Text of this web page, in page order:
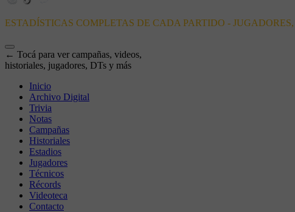
ESTADÍSTICAS COMPLETAS DE CADA PARTIDO -
← Tocá para ver campañas, videos,
historiales, jugadores, DTs y más
Inicio
Archivo Digital
Trivia
Notas
Campañas
Historiales
Estadios
Jugadores
Técnicos
Récords
Videoteca
Contacto